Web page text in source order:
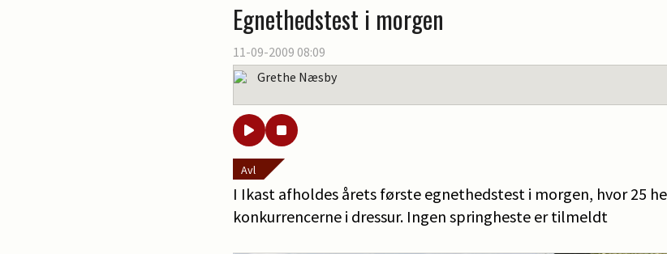
Egnethedstest i morgen
11-09-2009 08:09
Grethe Næsby
Avl
I Ikast afholdes årets første egnethedstest i morgen, hvor 25
konkurrencerne i dressur. Ingen springheste er tilmeldt